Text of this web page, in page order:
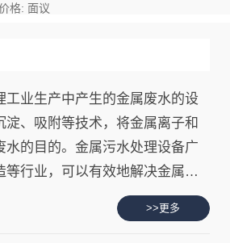
格: 面议
业生产中产生的金属废水的设
、吸附等技术，将金属离子和
的目的。金属污水处理设备广
行业，可以有效地解决金属废
污水处理设备还可以根据不同的
，提高废水处理的效率和水质的
>>更多